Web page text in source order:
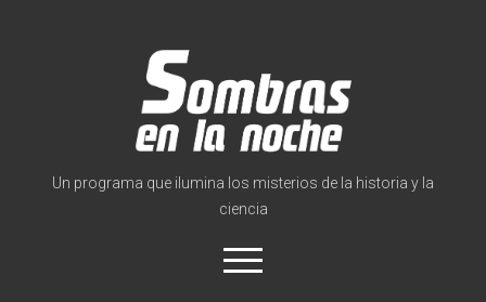
Sombras
en
la
noche
Un programa que ilumina los misterios de la historia y la
ciencia
abrir
el